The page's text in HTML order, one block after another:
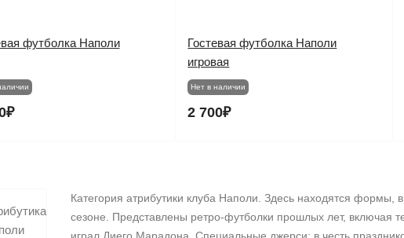
футболка Наполи
Гостевая футболка Наполи
игровая
Нет в наличии
2 700₽
Категория атрибутики клуба Наполи. Здесь находятся формы,
сезоне. Представлены ретро-футболки прошлых лет, включая